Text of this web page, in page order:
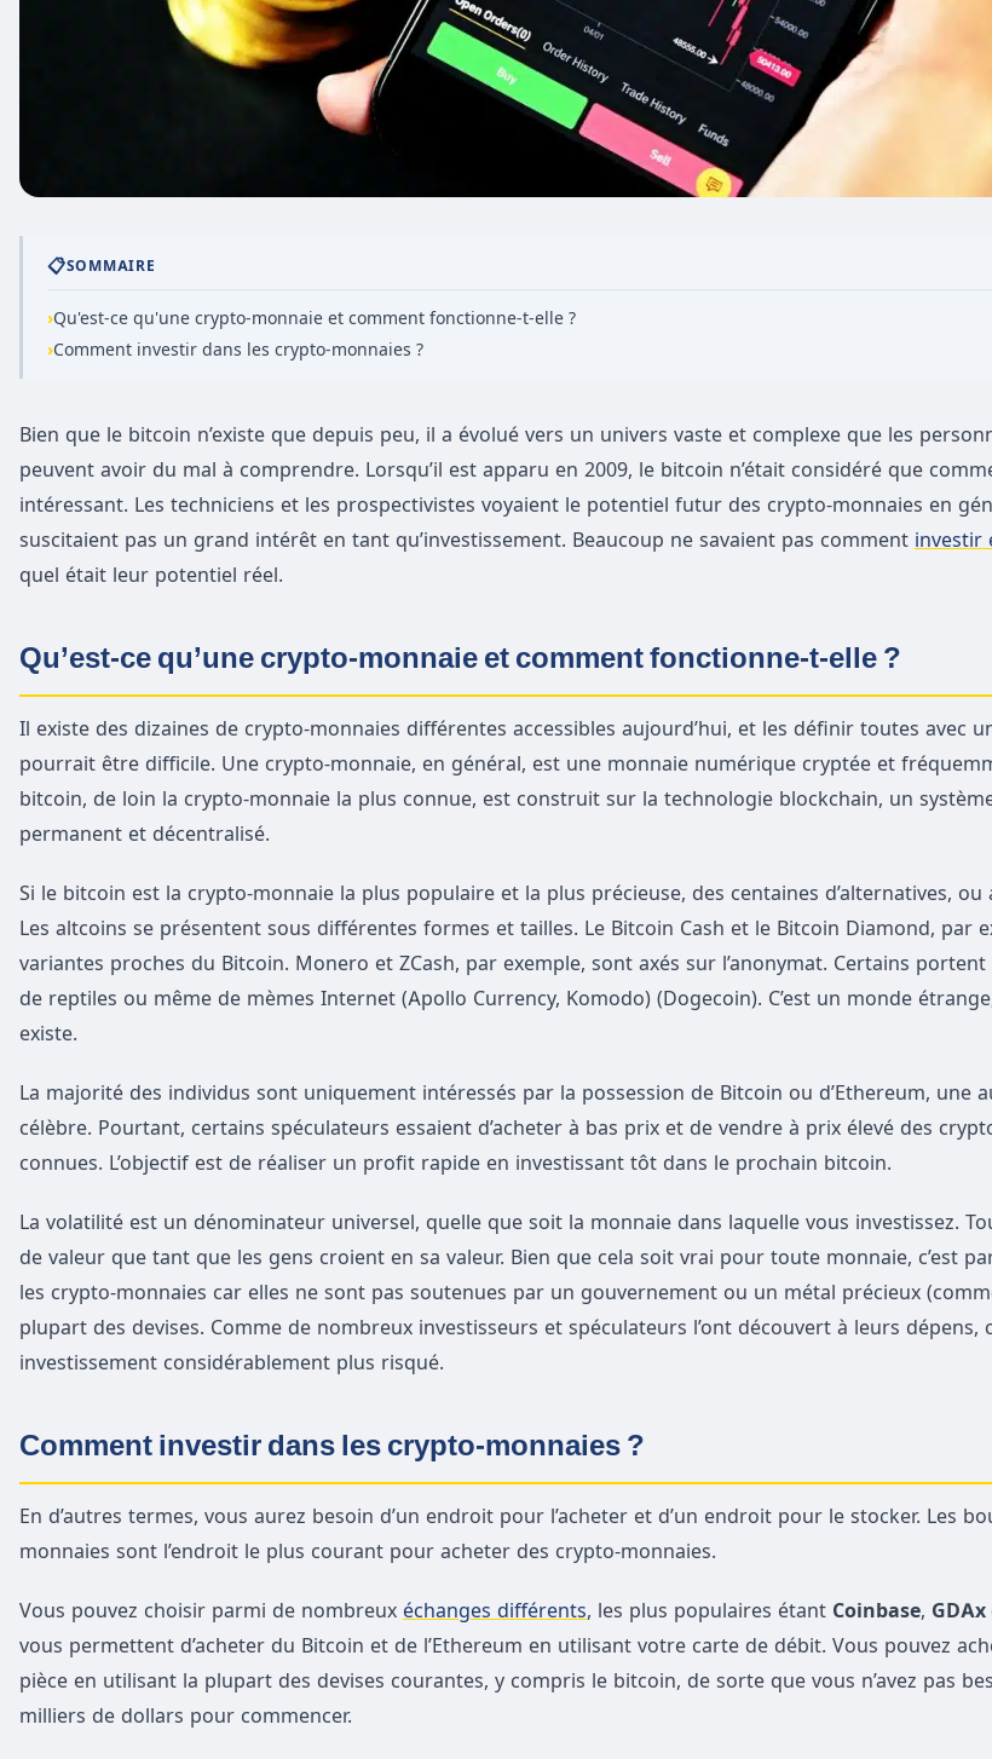
📋SOMMAIRE
›Qu'est-ce qu'une crypto-monnaie et comment fonctionne-t-elle ?
›Comment investir dans les crypto-monnaies ?
Bien que le bitcoin n’existe que depuis peu, il a évolué vers un univers vaste et complexe que les
peuvent avoir du mal à comprendre. Lorsqu’il est apparu en 2009, le bitcoin n’était considéré que
intéressant. Les techniciens et les prospectivistes voyaient le potentiel futur des crypto-monnaies en
suscitaient pas un grand intérêt en tant qu’investissement. Beaucoup ne savaient pas comment investir
quel était leur potentiel réel.
Qu’est-ce qu’une crypto-monnaie et comment fonctionne-t-elle ?
Il existe des dizaines de crypto-monnaies différentes accessibles aujourd’hui, et les définir toutes avec
pourrait être difficile. Une crypto-monnaie, en général, est une monnaie numérique cryptée et
bitcoin, de loin la crypto-monnaie la plus connue, est construit sur la technologie blockchain, un
permanent et décentralisé.
Si le bitcoin est la crypto-monnaie la plus populaire et la plus précieuse, des centaines d’alternatives, ou
Les altcoins se présentent sous différentes formes et tailles. Le Bitcoin Cash et le Bitcoin Diamond, par
variantes proches du Bitcoin. Monero et ZCash, par exemple, sont axés sur l’anonymat. Certains
de reptiles ou même de mèmes Internet (Apollo Currency, Komodo) (Dogecoin). C’est un monde
existe.
La majorité des individus sont uniquement intéressés par la possession de Bitcoin ou d’Ethereum, une
célèbre. Pourtant, certains spéculateurs essaient d’acheter à bas prix et de vendre à prix élevé des
connues. L’objectif est de réaliser un profit rapide en investissant tôt dans le prochain bitcoin.
La volatilité est un dénominateur universel, quelle que soit la monnaie dans laquelle vous investissez.
de valeur que tant que les gens croient en sa valeur. Bien que cela soit vrai pour toute monnaie, c’est
les crypto-monnaies car elles ne sont pas soutenues par un gouvernement ou un métal précieux
plupart des devises. Comme de nombreux investisseurs et spéculateurs l’ont découvert à leurs dépens,
investissement considérablement plus risqué.
Comment investir dans les crypto-monnaies ?
En d’autres termes, vous aurez besoin d’un endroit pour l’acheter et d’un endroit pour le stocker. Les
monnaies sont l’endroit le plus courant pour acheter des crypto-monnaies.
Vous pouvez choisir parmi de nombreux échanges différents, les plus populaires étant Coinbase, GDAx
vous permettent d’acheter du Bitcoin et de l’Ethereum en utilisant votre carte de débit. Vous pouvez
pièce en utilisant la plupart des devises courantes, y compris le bitcoin, de sorte que vous n’avez pas
milliers de dollars pour commencer.